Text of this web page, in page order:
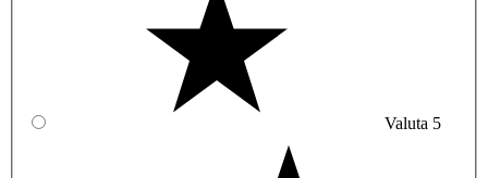
Valuta 5